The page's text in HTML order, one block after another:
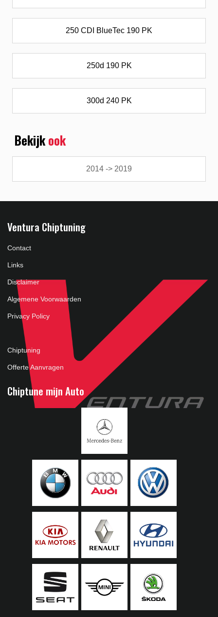
250 CDI BlueTec 190 PK
250d 190 PK
300d 240 PK
Bekijkook
2014 -> 2019
Ventura Chiptuning
Contact
Links
Disclaimer
Algemene Voorwaarden
Privacy Policy
Chiptuning
Offerte Aanvragen
Chiptune mijn Auto